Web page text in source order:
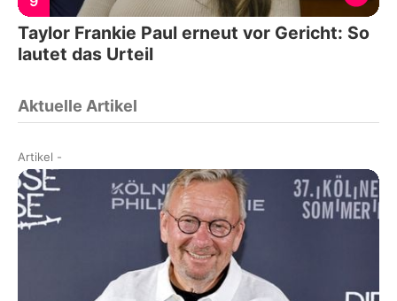
Taylor Frankie Paul erneut vor Gericht: So
lautet das Urteil
Aktuelle Artikel
Artikel -